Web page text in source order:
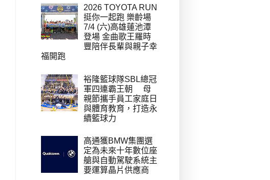
2026 TOYOTA RUN
挺你一起跑 樂齡場
7/4 (六)高雄蓮池潭
登場 金曲歌王羅時
豐陪伴長輩與親子幸
福開跑
裕隆籃球隊SBL總冠
軍四連霸王朝 母
親節攜手員工家庭日
與體育教育，打造永
續籃球力
高通獲BMW集團選
定為未來十年數位座
艙與自動駕駛系統主
要運算晶片供應商